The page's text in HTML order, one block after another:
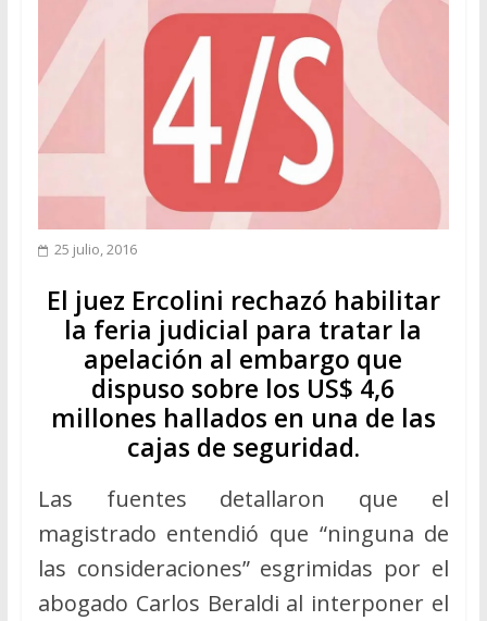
25 julio, 2016
El juez Ercolini rechazó habilitar
la feria judicial para tratar la
apelación al embargo que
dispuso sobre los US$ 4,6
millones hallados en una de las
cajas de seguridad.
Las fuentes detallaron que el
magistrado entendió que “ninguna de
las consideraciones” esgrimidas por el
abogado Carlos Beraldi al interponer el